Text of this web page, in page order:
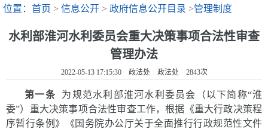
位置：首页 > 信息公开 > 政府信息公开目录 >管理制度
水利部淮河水利委员会重大决策事项合法性审查
管理办法
2022-05-13 17:15:30 政法处 政法处 2843次
第一条
为规范水利部淮河水利委员会（以下简称“淮
委”）重大决策事项合法性审查工作，根据《重大行政决策程
序暂行条例》《国务院办公厅关于全面推行行政规范性文件